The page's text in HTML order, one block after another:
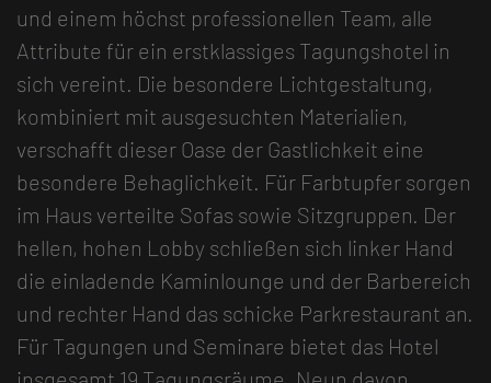
und einem höchst professionellen Team, alle
Attribute für ein erstklassiges Tagungshotel in
sich vereint. Die besondere Lichtgestaltung,
kombiniert mit ausgesuchten Materialien,
verschafft dieser Oase der Gastlichkeit eine
besondere Behaglichkeit. Für Farbtupfer sorgen
im Haus verteilte Sofas sowie Sitzgruppen. Der
hellen, hohen Lobby schließen sich linker Hand
die einladende Kaminlounge und der Barbereich
und rechter Hand das schicke Parkrestaurant an.
Für Tagungen und Seminare bietet das Hotel